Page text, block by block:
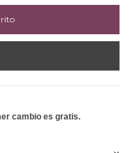
cambio es gratis.